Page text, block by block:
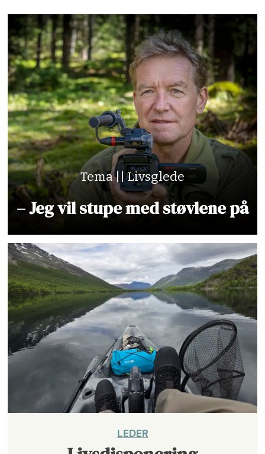
Tema || Livsglede
– Jeg vil stupe med støvlene på
LEDER